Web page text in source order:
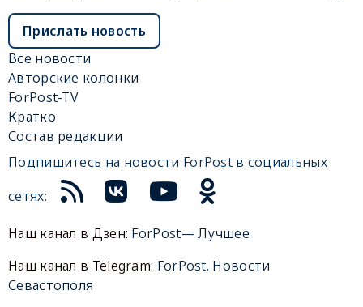
Прислать новость
Все новости
Авторские колонки
ForPost-TV
Кратко
Состав редакции
Подпишитесь на новости ForPost в социальных
сетях:
Наш канал в Дзен: ForPost— Лучшее
Наш канал в Telegram: ForPost. Новости
Севастополя